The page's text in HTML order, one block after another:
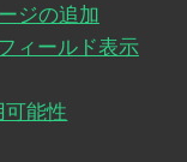
ジの追加
ィールド表示
可能性